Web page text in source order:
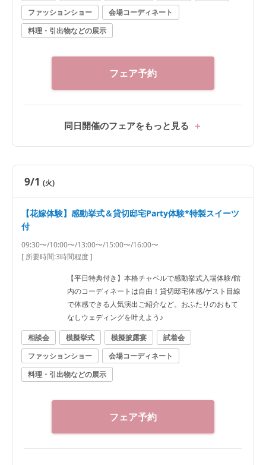
ファッションショー
会場コーディネート
料理・引出物などの展示
フェア予約
同日開催のフェアをもっと見る
9/1 (火)
【花嫁体験】感動挙式＆貸切邸宅Party体験*特製スイーツ
付
09:30〜/10:00〜/13:00〜/15:00〜/16:00〜
[ 所要時間:3時間程度]
【平日特典付き】本格チャペルで感動挙式入場体験/館
内のコーディネートは自由！貸切邸宅体感/ゲスト目線
で体感できる人気演出ご紹介など。おふたりのおもて
なしウェディングを叶えよう♪
相談会
模擬挙式 模擬披露宴
試着会
ファッションショー
会場コーディネート
料理・引出物などの展示
フェア予約